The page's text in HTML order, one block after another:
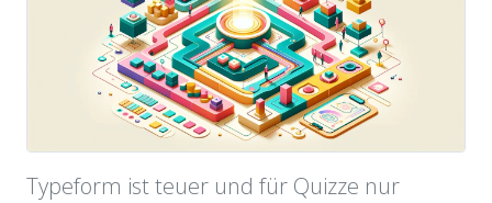
Typeform ist teuer und für Quizze nur